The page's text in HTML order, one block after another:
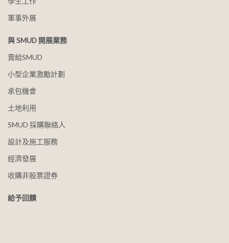
軍事外展
與 SMUD 開展業務
賣給SMUD
小型企業激勵計劃
承包機會
土地利用
SMUD 採購聯絡人
設計及施工服務
經濟發展
收購非股票證券
給予回饋